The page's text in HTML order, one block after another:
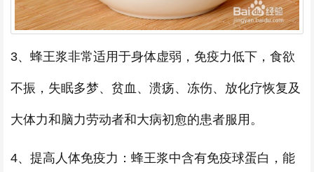
3、蜂王浆非常适用于身体虚弱，免疫力低下，食欲
不振，失眠多梦、贫血、溃疡、冻伤、放化疗恢复及
大体力和脑力劳动者和大病初愈的患者服用。
4、提高人体免疫力：蜂王浆中含有免疫球蛋白，能